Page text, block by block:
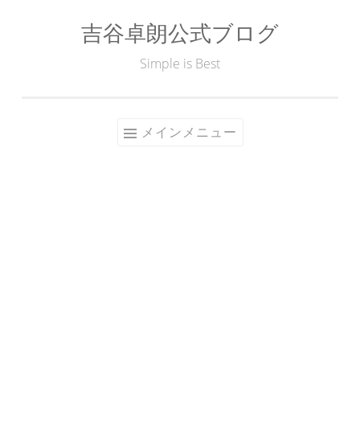
吉谷卓朗公式ブログ
Simple is Best
メインメニュー